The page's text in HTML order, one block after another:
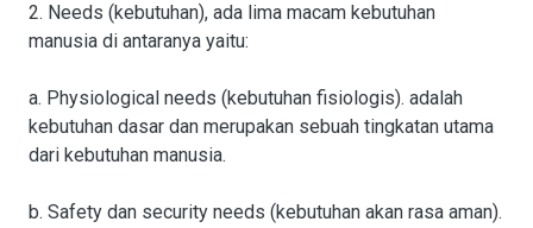
2. Needs (kebutuhan), ada lima macam kebutuhan
manusia di antaranya yaitu:
a. Physiological needs (kebutuhan fisiologis). adalah
kebutuhan dasar dan merupakan sebuah tingkatan utama
dari kebutuhan manusia.
b. Safety dan security needs (kebutuhan akan rasa aman).